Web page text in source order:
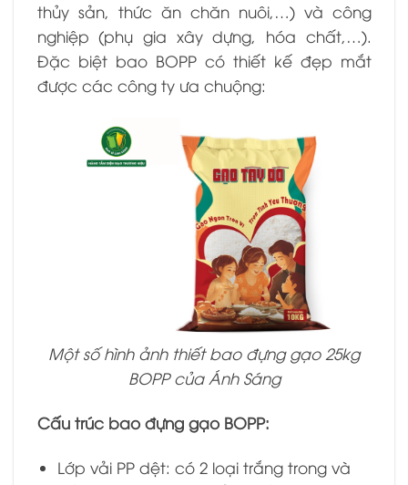
thủy sản, thức ăn chăn nuôi,…) và công
nghiệp (phụ gia xây dựng, hóa chất,…).
Đặc biệt bao BOPP có thiết kế đẹp mắt
được các công ty ưa chuộng:
Một số hình ảnh thiết bao đựng gạo 25kg
BOPP của Ánh Sáng
Cấu trúc bao đựng gạo BOPP:
Lớp vải PP dệt: có 2 loại trắng trong và